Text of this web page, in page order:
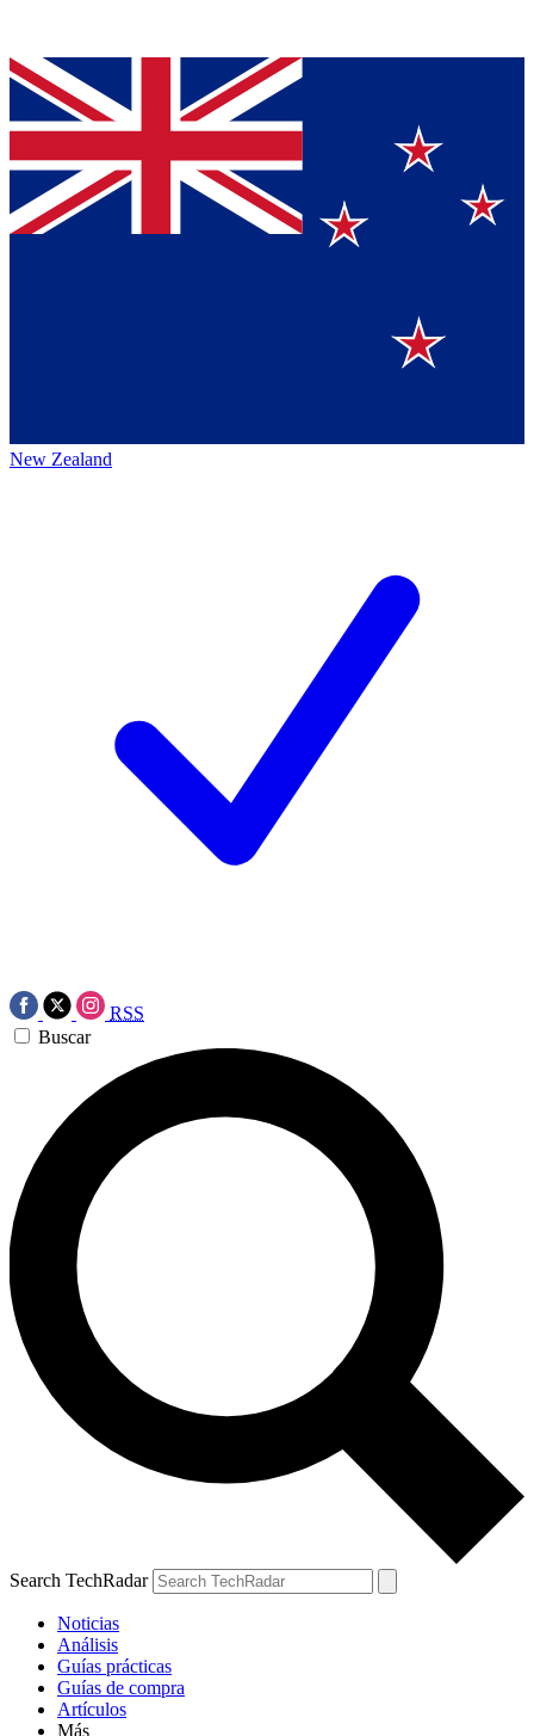
New Zealand
RSS
Buscar
Search TechRadar
Noticias
Análisis
Guías prácticas
Guías de compra
Artículos
Más